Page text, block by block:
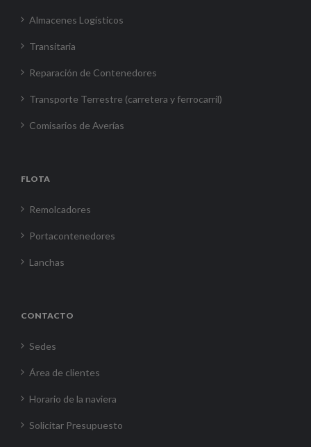
Almacenes Logísticos
Transitaria
Reparación de Contenedores
Transporte Terrestre (carretera y ferrocarril)
Comisarios de Averías
FLOTA
Remolcadores
Portacontenedores
Lanchas
CONTACTO
Sedes
Área de clientes
Horario de la naviera
Solicitar Presupuesto